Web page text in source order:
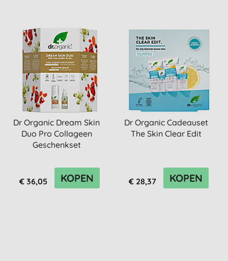
Dr Organic Dream Skin
Duo Pro Collageen
Geschenkset
€ 36,05 KOPEN
Dr Organic Cadeauset
The Skin Clear Edit
€ 28,37 KOPEN